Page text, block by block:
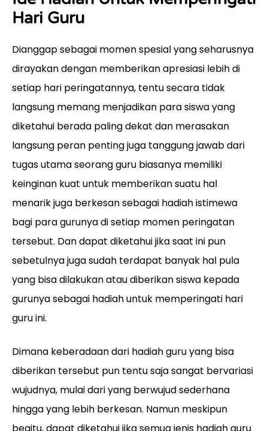
Hari Guru
Dianggap sebagai momen spesial yang seharusnya
dirayakan dengan memberikan apresiasi lebih di
setiap hari peringatannya, tentu secara tidak
langsung memang menjadikan para siswa yang
diketahui berada paling dekat dan merasakan
langsung peran penting juga tanggung jawab dari
tugas utama seorang guru biasanya memiliki
keinginan kuat untuk memberikan suatu hal
menarik juga berkesan sebagai hadiah istimewa
bagi para gurunya di setiap momen peringatan
tersebut. Dan dapat diketahui jika saat ini pun
sebetulnya juga sudah terdapat banyak hal pula
yang bisa dilakukan atau diberikan siswa kepada
gurunya sebagai hadiah untuk memperingati hari
guru ini.
Dimana keberadaan dari hadiah guru yang bisa
diberikan tersebut pun tentu saja sangat bervariasi
wujudnya, mulai dari yang berwujud sederhana
hingga yang lebih berkesan. Namun meskipun
begitu, dapat diketahui jika semua jenis hadiah guru